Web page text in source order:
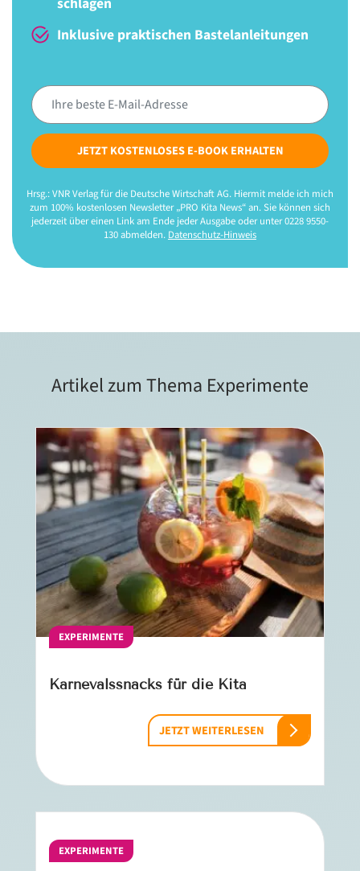
Inklusive praktischen Bastelanleitungen
JETZT KOSTENLOSES E-BOOK ERHALTEN
Hrsg.: VNR Verlag für die Deutsche Wirtschaft AG. Hiermit melde ich mich
zum 100% kostenlosen Newsletter „PRO Kita News“ an. Sie können sich
jederzeit über einen Link am Ende jeder Ausgabe oder unter 0228 9550-
130 abmelden. Datenschutz-Hinweis
Artikel zum Thema Experimente
EXPERIMENTE
Karnevalssnacks für die Kita
JETZT WEITERLESEN
EXPERIMENTE